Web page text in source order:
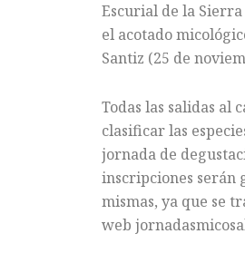
Escurial de la
el acotado
Santiz (25 de
Todas las salidas al
clasificar las
jornada de
inscripciones serán
mismas, ya que se
web